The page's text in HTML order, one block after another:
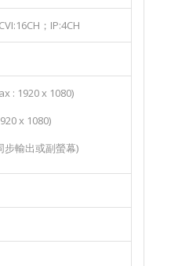
；IP:4CH
: 1920 x 1080)
x 1080)
步輸出或副螢幕)